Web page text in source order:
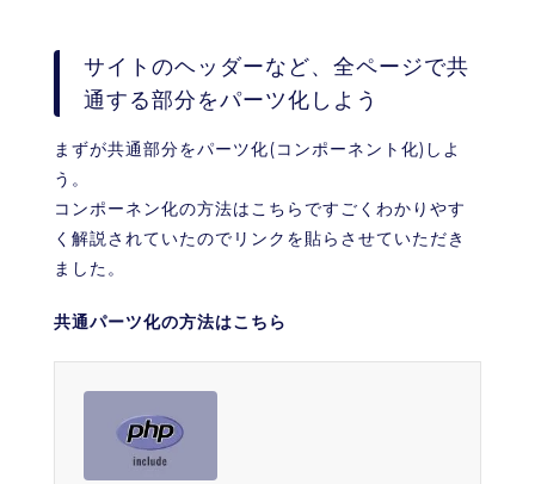
サイトのヘッダーなど、全ページで共
通する部分をパーツ化しよう
まずが共通部分をパーツ化(コンポーネント化)しよ
う。
コンポーネン化の方法はこちらですごくわかりやす
く解説されていたのでリンクを貼らさせていただき
ました。
共通パーツ化の方法はこちら